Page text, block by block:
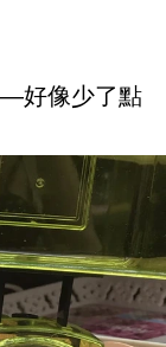
好像少了點